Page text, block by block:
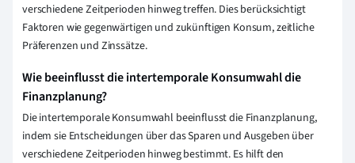
verschiedene Zeitperioden hinweg treffen. Dies berücksichtigt
Faktoren wie gegenwärtigen und zukünftigen Konsum, zeitliche
Präferenzen und Zinssätze.
Wie beeinflusst die intertemporale Konsumwahl die
Finanzplanung?
Die intertemporale Konsumwahl beeinflusst die Finanzplanung,
indem sie Entscheidungen über das Sparen und Ausgeben über
verschiedene Zeitperioden hinweg bestimmt. Es hilft den